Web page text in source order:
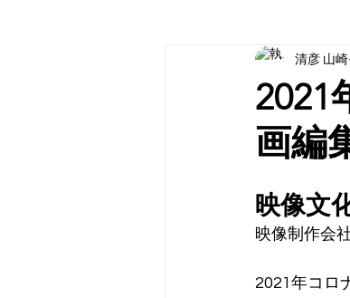
Premiere Pro
2021
画編
清彦 山崎
映像文
映像制作会
2021年コロ